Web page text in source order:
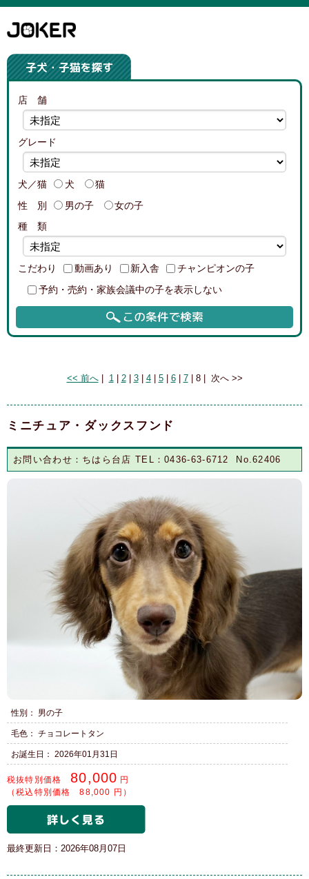
店 舗
グレード
犬／猫 犬
猫
性 別
男の子
女の子
種 類
こだわり 動画あり 新入舎
チャンピオンの子
予約・売約・家族会議中の子を表示しない
<< 前へ| 1| 2| 3| 4| 5| 6| 7| 8| 次へ >>
ミニチュア・ダックスフンド
お問い合わせ：ちはら台店 TEL：0436-63-6712 No.62406
性別： 男の子
毛色： チョコレートタン
お誕生日： 2026年01月31日
税抜特別価格 80,000 円
（税込特別価格 88,000 円）
最終更新日：2026年08月07日